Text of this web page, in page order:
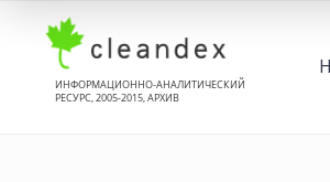
ИНФОРМАЦИОННО-АНАЛИТИЧЕСКИЙ
РЕСУРС, 2005-2015, АРХИВ